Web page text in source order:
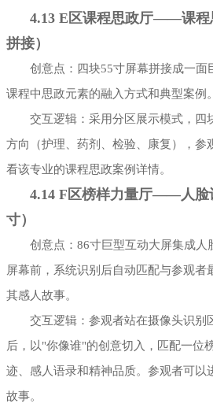
4.13 E区课程思政厅——课程
拼接）
创意点：四块55寸屏幕拼接成一面
课程中思政元素的融入方式和典型案例。
交互逻辑：采用分区展示模式，四
方向（护理、药剂、检验、康复），参
看该专业的课程思政案例详情。
4.14 F区榜样力量厅——人脸
寸）
创意点：86寸巨型互动大屏集成人
屏幕前，系统识别后自动匹配与参观者
其感人故事。
交互逻辑：参观者站在摄像头识别
后，以"你像谁"的创意切入，匹配一位
迹、感人语录和精神品质。参观者可以
故事。